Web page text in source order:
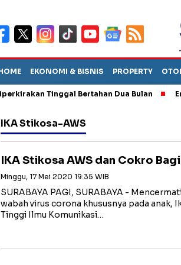
EKONOMI & BISNIS PROPERTY
Tinggal Bertahan Dua Bulan Empat
IKA Stikosa-AWS
IKA Stikosa AWS dan Cokro
Minggu, 17 Mei 2020 19:35 WIB
SURABAYA PAGI, SURABAYA -
wabah virus corona khususnya pada anak,
Tinggi Ilmu Komunikasi…